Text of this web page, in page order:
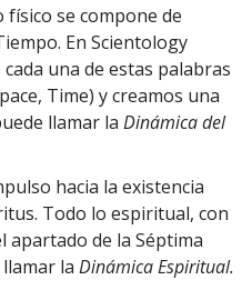
se compone de
En Scientology
una de estas palabras
Time) y creamos una
llamar la Dinámica del
hacia la existencia
Todo lo espiritual, con
apartado de la Séptima
la Dinámica Espiritual.